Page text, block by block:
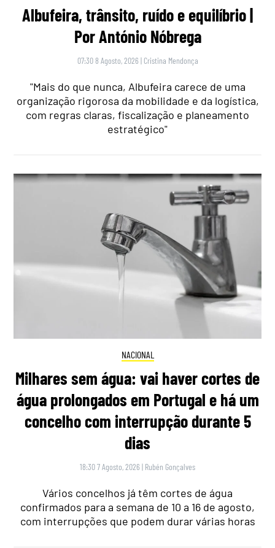
Albufeira, trânsito, ruído e equilíbrio |
Por António Nóbrega
07:30 8 Agosto, 2026 | Cristina Mendonça
"Mais do que nunca, Albufeira carece de uma
organização rigorosa da mobilidade e da logística,
com regras claras, fiscalização e planeamento
estratégico"
NACIONAL
Milhares sem água: vai haver cortes de
água prolongados em Portugal e há um
concelho com interrupção durante 5
dias
18:30 7 Agosto, 2026 | Rubén Gonçalves
Vários concelhos já têm cortes de água
confirmados para a semana de 10 a 16 de agosto,
com interrupções que podem durar várias horas